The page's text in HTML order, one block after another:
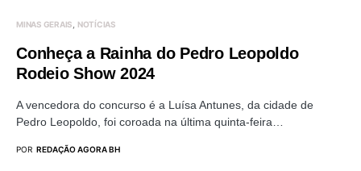
MINAS GERAIS NOTÍCIAS
Conheça a Rainha do Pedro Leopoldo
Rodeio Show 2024
A vencedora do concurso é a Luísa Antunes, da cidade de
Pedro Leopoldo, foi coroada na última quinta-feira…
POR REDAÇÃO AGORA BH